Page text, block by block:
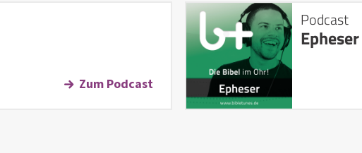
Zum Podcast
Podcast
Epheser